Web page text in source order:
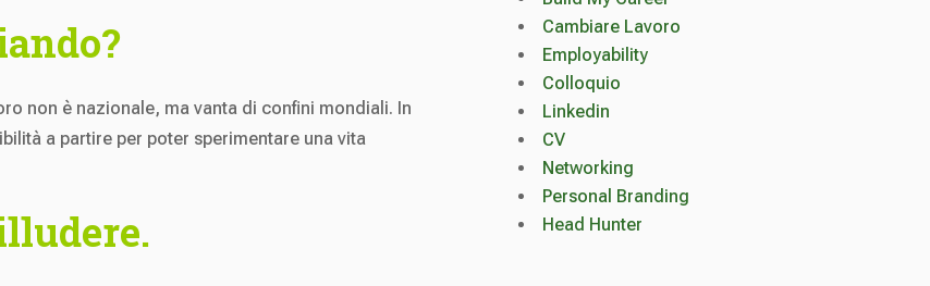
non è nazionale, ma vanta di confini mondiali. In
a partire per poter sperimentare una vita
Cambiare Lavoro
Employability
Colloquio
Linkedin
CV
Networking
Personal Branding
Head Hunter